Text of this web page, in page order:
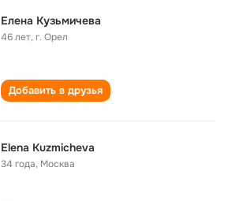
Елена Кузьмичева
46 лет,г. Орел
Добавить в друзья
Elena Kuzmicheva
34 года, Москва